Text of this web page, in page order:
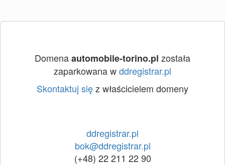
Domenaautomobile-torino.pl została
zaparkowana wddregistrar.pl
Skontaktuj sięz właścicielem domeny
ddregistrar.pl
bok@ddregistrar.pl
(+48) 22 211 22 90